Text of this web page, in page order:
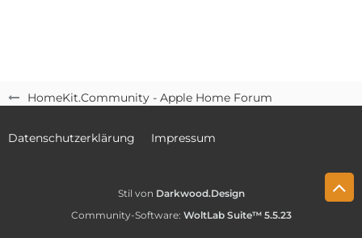
HomeKit.Community - Apple Home Forum
Datenschutzerklärung Impressum
Stil von Darkwood.Design
Community-Software: WoltLab Suite™ 5.5.23